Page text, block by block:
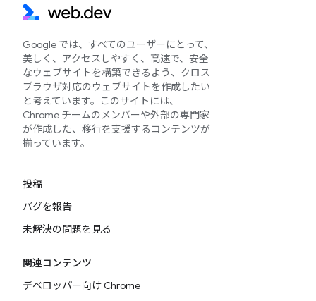
Google では、すべてのユーザーにとって、
美しく、アクセスしやすく、高速で、安全
なウェブサイトを構築できるよう、クロス
ブラウザ対応のウェブサイトを作成したい
と考えています。このサイトには、
Chrome チームのメンバーや外部の専門家
が作成した、移行を支援するコンテンツが
揃っています。
投稿
バグを報告
未解決の問題を見る
関連コンテンツ
デベロッパー向け Chrome